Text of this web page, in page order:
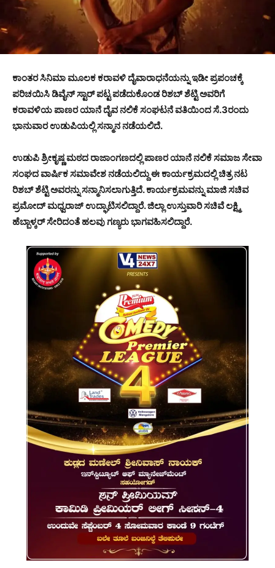
ಕಾಂತರ ಸಿನಿಮಾ ಮೂಲಕ ಕರಾವಳಿ ದೈವಾರಾಧನೆಯನ್ನು ಇಡೀ ಪ್ರಪಂಚಕ್ಕೆ
ಪರಿಚಯಿಸಿ ಡಿವೈನ್ ಸ್ಟಾರ್ ಪಟ್ಟ ಪಡೆದುಕೊಂಡ ರಿಶಬ್ ಶೆಟ್ಟಿ ಅವರಿಗೆ
ಕರಾವಳಿಯ ಪಾಣರ ಯಾನೆ ದೈವ ನಲಿಕೆ ಸಂಘಟನೆ ವತಿಯಿಂದ ಸೆ.3ರಂದು
ಭಾನುವಾರ ಉಡುಪಿಯಲ್ಲಿ ಸನ್ಮಾನ ನಡೆಯಲಿದೆ.
ಉಡುಪಿ ಶ್ರೀಕೃಷ್ಣ ಮಠದ ರಾಜಾಂಗಣದಲ್ಲಿ ಪಾಣರ ಯಾನೆ ನಲಿಕೆ ಸಮಾಜ ಸೇವಾ
ಸಂಘದ ವಾರ್ಷಿಕ ಸಮಾವೇಶ ನಡೆಯಲಿದ್ದು ಈ ಕಾರ್ಯಕ್ರಮದಲ್ಲಿ ಚಿತ್ರ ನಟ
ರಿಶಬ್ ಶೆಟ್ಟಿ ಅವರನ್ನು ಸನ್ಮಾನಿಸಲಾಗುತ್ತಿದೆ. ಕಾರ್ಯಕ್ರಮವನ್ನು ಮಾಜಿ ಸಚಿವ
ಪ್ರಮೋದ್ ಮಧ್ವರಾಜ್ ಉದ್ಘಾಟಿಸಲಿದ್ದಾರೆ. ಜಿಲ್ಲಾ ಉಸ್ತುವಾರಿ ಸಚಿವೆ ಲಕ್ಷ್ಮಿ
ಹೆಬ್ಬಾಳ್ಕರ್ ಸೇರಿದಂತೆ ಹಲವು ಗಣ್ಯರು ಭಾಗವಹಿಸಲಿದ್ದಾರೆ.